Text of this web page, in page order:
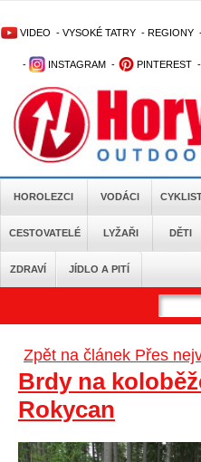
VIDEO - VYSOKÉ TATRY - REGIONY
- INSTAGRAM - PINTEREST -
HOROLEZCI VODÁCI
CESTOVATELÉ LYŽAŘI DĚTI
ZDRAVÍ JÍDLO A PITÍ
Zpět na článek Přes
Brdy na
Rokycan